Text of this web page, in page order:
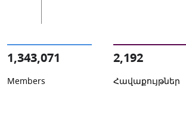
1,343,071
Members
2,192
Հավաքույթներ